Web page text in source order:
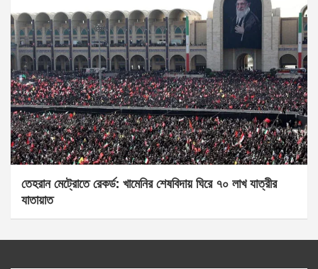
তেহরান মেট্রোতে রেকর্ড: খামেনির শেষবিদায় ঘিরে ৭০ লাখ যাত্রীর
যাতায়াত